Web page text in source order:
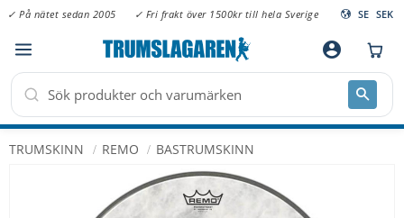
Meny
✓ På nätet sedan 2005 ✓ Fri frakt över 1500kr till hela Sverige SE SEK
account_circle
TRUMSKINN REMO BASTRUMSKINN